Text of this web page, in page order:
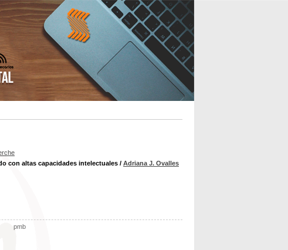
con altas capacidades intelectuales / Adriana J. Ovalles
pmb